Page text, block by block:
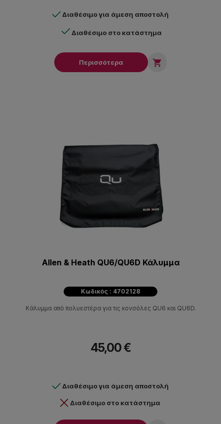
Διαθέσιμο για άμεση αποστολή
Διαθέσιμο στο κατάστημα
Περισσότερα 
Allen & Heath QU6/QU6D Κάλυμμα
Κωδικός : 4702128
Κάλυμμα από πολυεστέρα για τις κονσόλες QU6 και QU6D.
45,00 €
Διαθέσιμο για άμεση αποστολή
Διαθέσιμο στο κατάστημα